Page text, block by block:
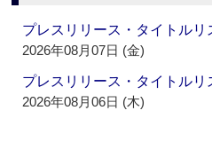
プレスリリース・タイトル
2026年08月07日 (金)
プレスリリース・タイトル
2026年08月06日 (木)